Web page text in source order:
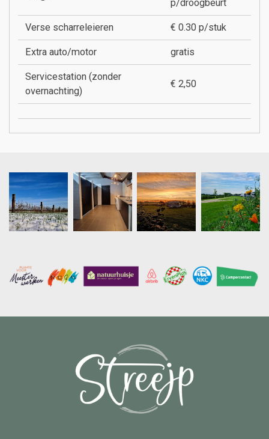
p/droogbeurt
Verse scharreleieren € 0.30 p/stuk
Extra auto/motor gratis
Servicestation (zonder
overnachting)
€ 2,50